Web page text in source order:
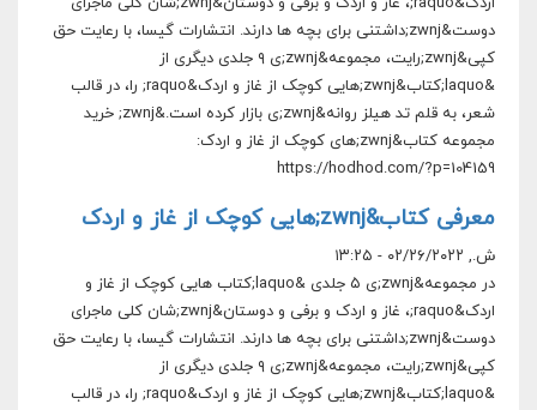
دوست&zwnj;داشتنی برای بچه ها دارند. انتشارات گیسا، با رعایت حق
کپی&zwnj;رایت، مجموعه&zwnj;ی ۹ جلدی دیگری از
&laquo;کتاب&zwnj;هایی کوچک از غاز و اردک&raquo; را، در قالب
شعر، به قلم تد هیلز روانه&zwnj;ی بازار کرده است.&zwnj; خرید
مجموعه کتاب&zwnj;های کوچک از غاز و اردک:
https://hodhod.com/?p=104159
معرفی کتاب&zwnj;هایی کوچک از غاز و اردک
ش., ۰۲/۲۶/۲۰۲۲ - ۱۳:۲۵
در مجموعه&zwnj;ی ۵ جلدی &laquo;کتاب هایی کوچک از غاز و
اردک&raquo;، غاز و اردک و برفی و دوستان&zwnj;شان کلی ماجرای
دوست&zwnj;داشتنی برای بچه ها دارند. انتشارات گیسا، با رعایت حق
کپی&zwnj;رایت، مجموعه&zwnj;ی ۹ جلدی دیگری از
&laquo;کتاب&zwnj;هایی کوچک از غاز و اردک&raquo; را، در قالب